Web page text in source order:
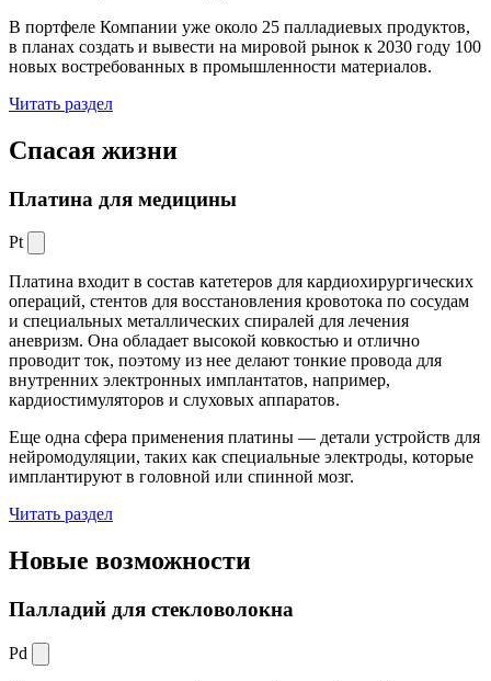
В портфеле Компании уже около 25 палладиевых продуктов,
в планах создать и вывести на мировой рынок к 2030 году 100
новых востребованных в промышленности материалов.
Читать раздел
Спасая жизни
Платина для медицины
Pt
Платина входит в состав катетеров для кардиохирургических
операций, стентов для восстановления кровотока по сосудам
и специальных металлических спиралей для лечения
аневризм. Она обладает высокой ковкостью и отлично
проводит ток, поэтому из нее делают тонкие провода для
внутренних электронных имплантатов, например,
кардиостимуляторов и слуховых аппаратов.
Еще одна сфера применения платины — детали устройств для
нейромодуляции, таких как специальные электроды, которые
имплантируют в головной или спинной мозг.
Читать раздел
Новые возможности
Палладий для стекловолокна
Pd